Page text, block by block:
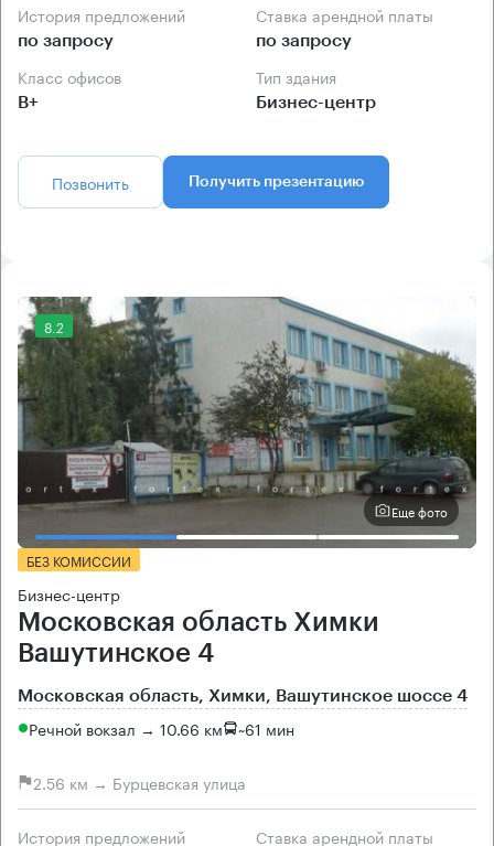
История предложений
по запросу
Ставка арендной платы
по запросу
Класс офисов
B+
Тип здания
Бизнес-центр
Позвонить Получить презентацию
8.2
Еще фото
БЕЗ КОМИССИИ
Бизнес-центр
Московская область Химки
Вашутинское 4
Московская область, Химки, Вашутинское шоссе 4
Речной вокзал → 10.66 км ~61 мин
2.56 км → Бурцевская улица
История предложений Ставка арендной платы